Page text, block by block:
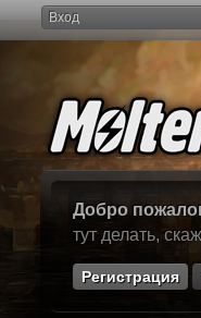
Вход
Добро
тут делать,
Регистрация